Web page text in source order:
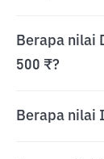
Berapa nilai
500 ₹?
Berapa nilai